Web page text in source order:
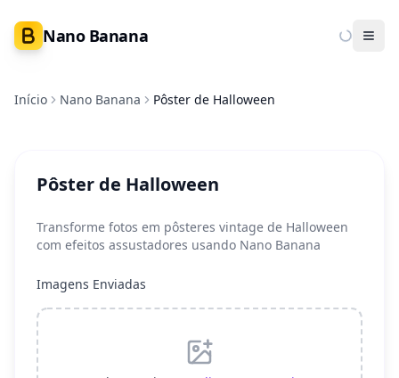
Nano Banana
Início Nano Banana Pôster de Halloween
Pôster de Halloween
Transforme fotos em pôsteres vintage de Halloween
com efeitos assustadores usando Nano Banana
Imagens Enviadas